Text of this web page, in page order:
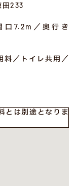
田233
口7.2m／奥行き
／トイレ共用／
とは別途となりま